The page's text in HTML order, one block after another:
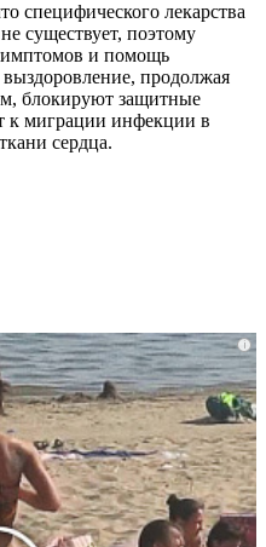
специфического лекарства
существует, поэтому
и помощь
продолжая
блокируют защитные
к миграции инфекции в
сердца.
i